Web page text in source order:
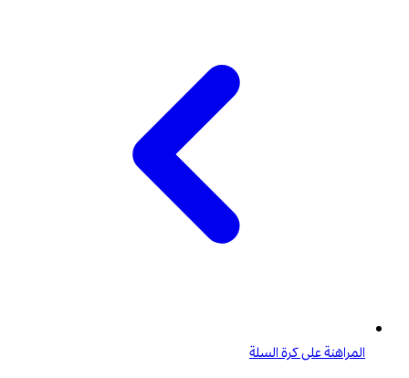
المراهنة على كرة السلة